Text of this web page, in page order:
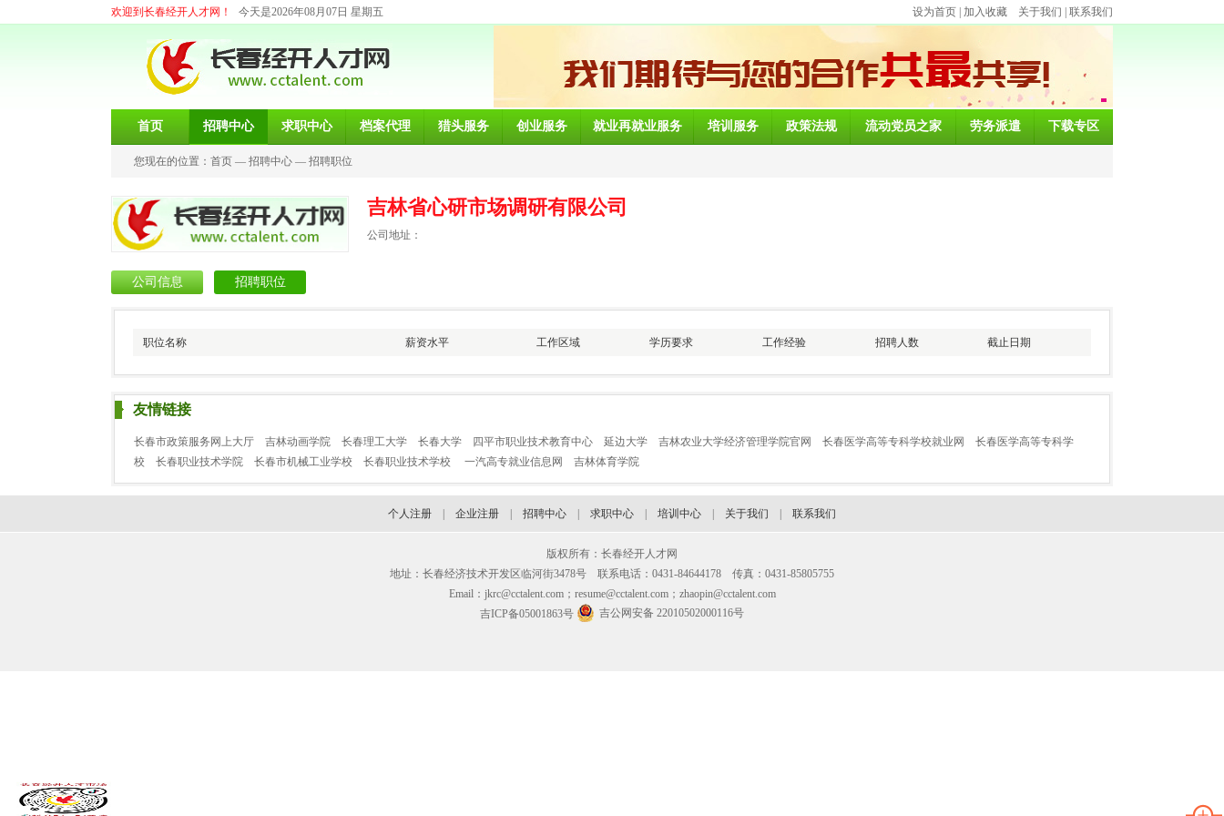
欢迎到长春经开人才网！ 今天是2026年08月07日 星期五 设为首页 加入收藏 关于我们 联系我们
首页 招聘中心 求职中心 档案代理 猎头服务 创业服务 就业再就业服务 培训服务 政策法规 流动党员之家 劳务派遣 下载专区
您现在的位置： 首页 — 招聘中心 — 招聘职位
吉林省心研市场调研有限公司
公司地址：
公司信息 招聘职位
职位名称 薪资水平 工作区域 学历要求 工作经验 招聘人数 截止日期
友情链接
长春市政策服务网上大厅 吉林动画学院 长春理工大学 长春大学 四平市职业技术教育中心 延边大学 吉林农业大学经济管理学院官网 长春医学高等专科学校就业网
长春医学高等专科学
校
长春职业技术学院 长春市机械工业学校 长春职业技术学校 一汽高专就业信息网 吉林体育学院
个人注册 企业注册 招聘中心 求职中心 培训中心 关于我们 联系我们
版权所有：长春经开人才网
地址：长春经济技术开发区临河街3478号 联系电话：0431-84644178 传真：0431-85805755
Email：jkrc@cctalent.com；resume@cctalent.com；zhaopin@cctalent.com
吉ICP备05001863号
吉公网安备 22010502000116号